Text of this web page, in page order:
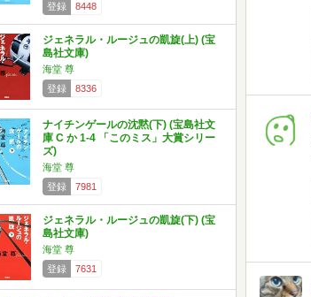
登録
8448
ジェネラル・ルージュの凱旋(上) (宝
島社文庫)
海堂 尊
登録
8336
ナイチンゲールの沈黙(下) (宝島社文
庫 C か 1-4 「このミス」大賞シリー
ズ)
海堂 尊
登録
7981
ジェネラル・ルージュの凱旋(下) (宝
島社文庫)
海堂 尊
登録
7631